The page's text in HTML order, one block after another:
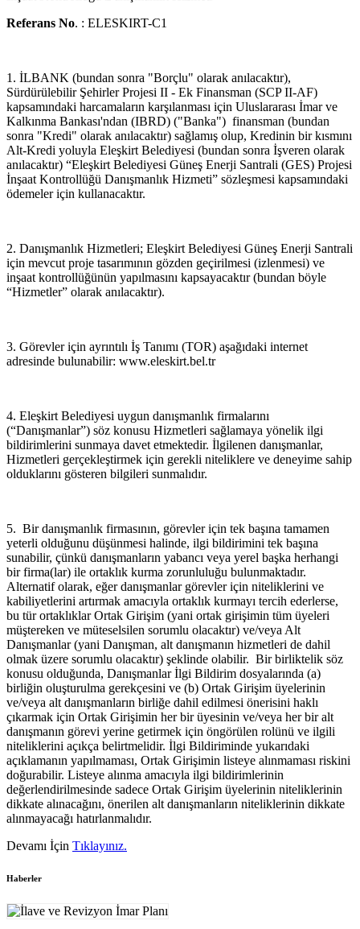
Referans No. : ELESKIRT-C1
1. İLBANK (bundan sonra "Borçlu" olarak anılacaktır),
Sürdürülebilir Şehirler Projesi II - Ek Finansman (SCP II-AF)
kapsamındaki harcamaların karşılanması için Uluslararası İmar ve
Kalkınma Bankası'ndan (IBRD) ("Banka") finansman (bundan
sonra "Kredi" olarak anılacaktır) sağlamış olup, Kredinin bir kısmını
Alt-Kredi yoluyla Eleşkirt Belediyesi (bundan sonra İşveren olarak
anılacaktır) “Eleşkirt Belediyesi Güneş Enerji Santrali (GES) Projesi
İnşaat Kontrollüğü Danışmanlık Hizmeti” sözleşmesi kapsamındaki
ödemeler için kullanacaktır.
2. Danışmanlık Hizmetleri; Eleşkirt Belediyesi Güneş Enerji Santrali
için mevcut proje tasarımının gözden geçirilmesi (izlenmesi) ve
inşaat kontrollüğünün yapılmasını kapsayacaktır (bundan böyle
“Hizmetler” olarak anılacaktır).
3. Görevler için ayrıntılı İş Tanımı (TOR) aşağıdaki internet
adresinde bulunabilir: www.eleskirt.bel.tr
4. Eleşkirt Belediyesi uygun danışmanlık firmalarını
(“Danışmanlar”) söz konusu Hizmetleri sağlamaya yönelik ilgi
bildirimlerini sunmaya davet etmektedir. İlgilenen danışmanlar,
Hizmetleri gerçekleştirmek için gerekli niteliklere ve deneyime sahip
olduklarını gösteren bilgileri sunmalıdır.
5. Bir danışmanlık firmasının, görevler için tek başına tamamen
yeterli olduğunu düşünmesi halinde, ilgi bildirimini tek başına
sunabilir, çünkü danışmanların yabancı veya yerel başka herhangi
bir firma(lar) ile ortaklık kurma zorunluluğu bulunmaktadır.
Alternatif olarak, eğer danışmanlar görevler için niteliklerini ve
kabiliyetlerini artırmak amacıyla ortaklık kurmayı tercih ederlerse,
bu tür ortaklıklar Ortak Girişim (yani ortak girişimin tüm üyeleri
müştereken ve müteselsilen sorumlu olacaktır) ve/veya Alt
Danışmanlar (yani Danışman, alt danışmanın hizmetleri de dahil
olmak üzere sorumlu olacaktır) şeklinde olabilir. Bir birliktelik söz
konusu olduğunda, Danışmanlar İlgi Bildirim dosyalarında (a)
birliğin oluşturulma gerekçesini ve (b) Ortak Girişim üyelerinin
ve/veya alt danışmanların birliğe dahil edilmesi önerisini haklı
çıkarmak için Ortak Girişimin her bir üyesinin ve/veya her bir alt
danışmanın görevi yerine getirmek için öngörülen rolünü ve ilgili
niteliklerini açıkça belirtmelidir. İlgi Bildiriminde yukarıdaki
açıklamanın yapılmaması, Ortak Girişimin listeye alınmaması riskini
doğurabilir. Listeye alınma amacıyla ilgi bildirimlerinin
değerlendirilmesinde sadece Ortak Girişim üyelerinin niteliklerinin
dikkate alınacağını, önerilen alt danışmanların niteliklerinin dikkate
alınmayacağı hatırlanmalıdır.
Devamı İçin Tıklayınız.
Haberler